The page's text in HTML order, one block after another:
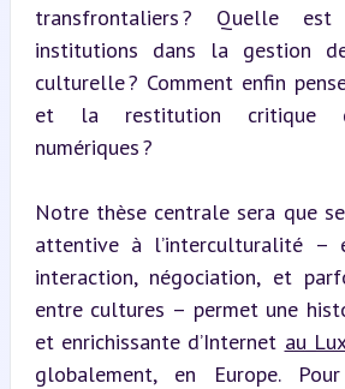
transfrontaliers ? Quelle
institutions dans la gestion
culturelle ? Comment enfin
et la restitution critique
numériques ?
Notre thèse centrale sera que
attentive à l’interculturalité –
interaction, négociation, et
entre cultures – permet une
et enrichissante d’Internet au
globalement, en Europe.